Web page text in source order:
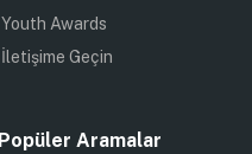
Youth Awards
İletişime Geçin
Popüler Aramalar